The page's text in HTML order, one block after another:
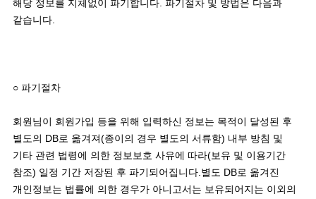
해당 정보를 지체없이 파기합니다. 파기절차 및 방법은 다음과
같습니다.
○ 파기절차
회원님이 회원가입 등을 위해 입력하신 정보는 목적이 달성된 후
별도의 DB로 옮겨져(종이의 경우 별도의 서류함) 내부 방침 및
기타 관련 법령에 의한 정보보호 사유에 따라(보유 및 이용기간
참조) 일정 기간 저장된 후 파기되어집니다.별도 DB로 옮겨진
개인정보는 법률에 의한 경우가 아니고서는 보유되어지는 이외의